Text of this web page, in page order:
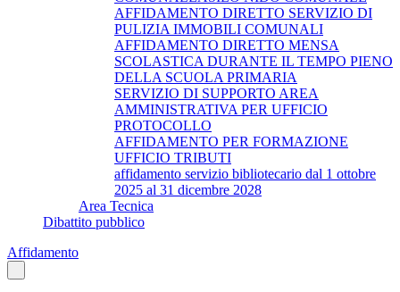
AFFIDAMENTO DIRETTO SERVIZIO DI
PULIZIA IMMOBILI COMUNALI
AFFIDAMENTO DIRETTO MENSA
SCOLASTICA DURANTE IL TEMPO PIENO
DELLA SCUOLA PRIMARIA
SERVIZIO DI SUPPORTO AREA
AMMINISTRATIVA PER UFFICIO
PROTOCOLLO
AFFIDAMENTO PER FORMAZIONE
UFFICIO TRIBUTI
affidamento servizio bibliotecario dal 1 ottobre
2025 al 31 dicembre 2028
Area Tecnica
Dibattito pubblico
Affidamento